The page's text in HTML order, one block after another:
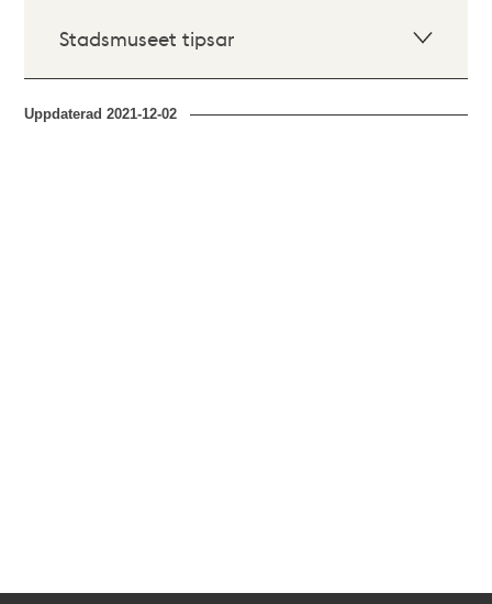
Stadsmuseet tipsar
Uppdaterad2021-12-02